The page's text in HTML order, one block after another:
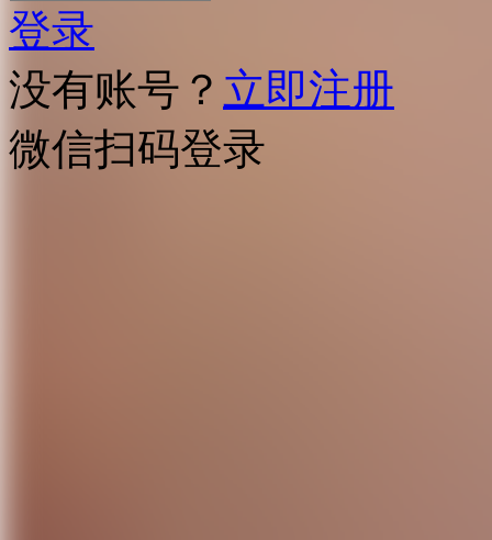
登录
没有账号？ 立即注册
微信扫码登录